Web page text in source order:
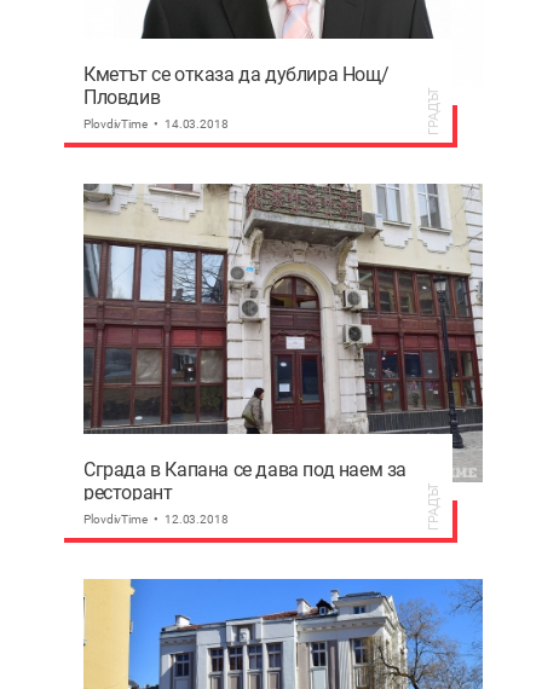
Кметът се отказа да дублира Нощ/
Пловдив
PlovdivTime 14.03.2018 ГРАДЪТ
Сграда в Капана се дава под наем за
ресторант
PlovdivTime 12.03.2018 ГРАДЪТ